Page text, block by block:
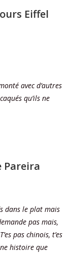
Eiffel
avec d’autres
qu’ils ne
Pareira
dans le plat mais
pas mais,
pas chinois, t’es
histoire que